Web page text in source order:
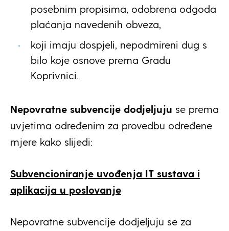
posebnim propisima, odobrena odgoda
plaćanja navedenih obveza,
koji imaju dospjeli, nepodmireni dug s
bilo koje osnove prema Gradu
Koprivnici.
Nepovratne subvencije dodjeljuju se prema
uvjetima određenim za provedbu određene
mjere kako slijedi:
Subvencioniranje uvođenja IT sustava i
aplikacija u poslovanje
Nepovratne subvencije dodjeljuju se za